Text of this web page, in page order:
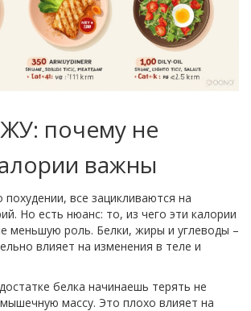
почему не
важны
похудении, все зацикливаются на
Но есть нюанс: то, из чего эти калории
меньшую роль. Белки, жиры и углеводы –
влияет на изменения в теле и
белка начинаешь терять не
массу. Это плохо влияет на